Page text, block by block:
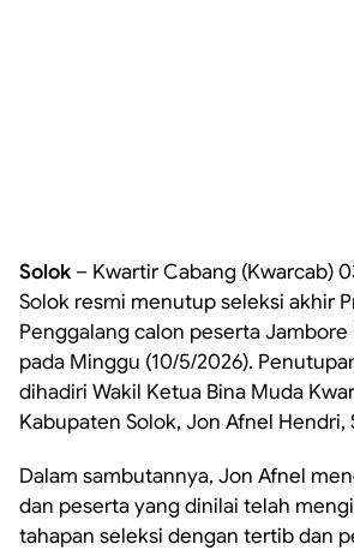
Solok – Kwartir Cabang (Kwarcab)
Solok resmi menutup seleksi akhir
Penggalang calon peserta Jambore
pada Minggu (10/5/2026).
dihadiri Wakil Ketua Bina Muda
Kabupaten Solok, Jon Afnel Hendri,
Dalam sambutannya, Jon Afnel
dan peserta yang dinilai telah
tahapan seleksi dengan tertib dan